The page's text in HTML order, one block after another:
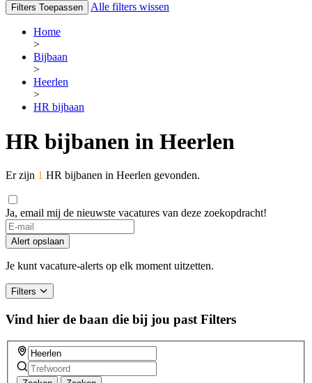
Filters Toepassen Alle filters wissen
Home
>
Bijbaan
>
Heerlen
>
HR bijbaan
HR bijbanen in Heerlen
Er zijn 1 HR bijbanen in Heerlen gevonden.
Ja, email mij de nieuwste vacatures van deze zoekopdracht!
If
you
are
a
ignore
this
field
Alert opslaan
Je kunt vacature-alerts op elk moment uitzetten.
Filters
Vind hier de baan die bij jou past Filters